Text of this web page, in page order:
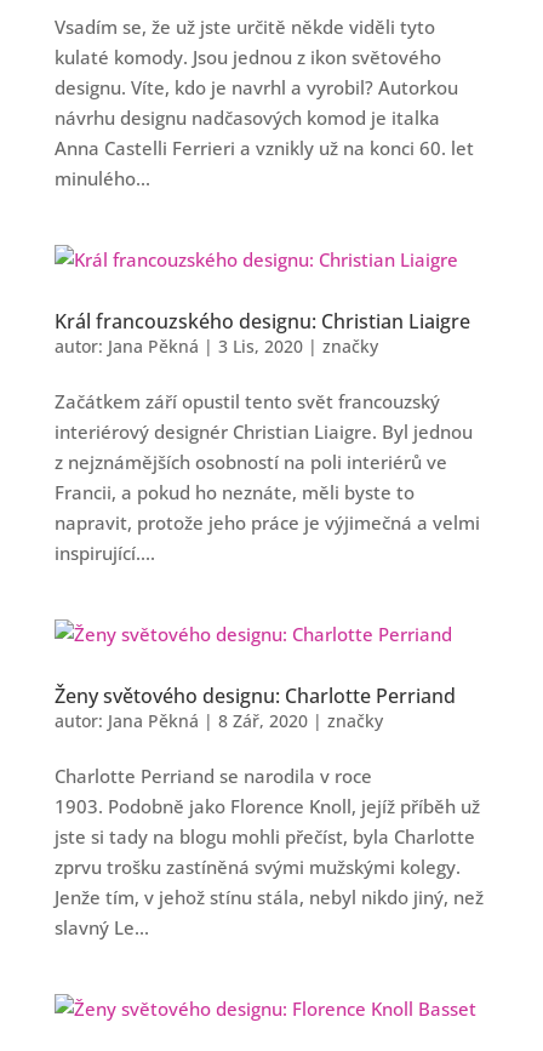
Vsadím se, že už jste určitě někde viděli tyto
kulaté komody. Jsou jednou z ikon světového
designu. Víte, kdo je navrhl a vyrobil? Autorkou
návrhu designu nadčasových komod je italka
Anna Castelli Ferrieri a vznikly už na konci 60. let
minulého...
Král francouzského designu: Christian Liaigre
autor: Jana Pěkná | 3 Lis, 2020| značky
Začátkem září opustil tento svět francouzský
interiérový designér Christian Liaigre. Byl jednou
z nejznámějších osobností na poli interiérů ve
Francii, a pokud ho neznáte, měli byste to
napravit, protože jeho práce je výjimečná a velmi
inspirující....
Ženy světového designu: Charlotte Perriand
autor: Jana Pěkná | 8 Zář, 2020| značky
Charlotte Perriand se narodila v roce
1903. Podobně jako Florence Knoll, jejíž příběh už
jste si tady na blogu mohli přečíst, byla Charlotte
zprvu trošku zastíněná svými mužskými kolegy.
Jenže tím, v jehož stínu stála, nebyl nikdo jiný, než
slavný Le...